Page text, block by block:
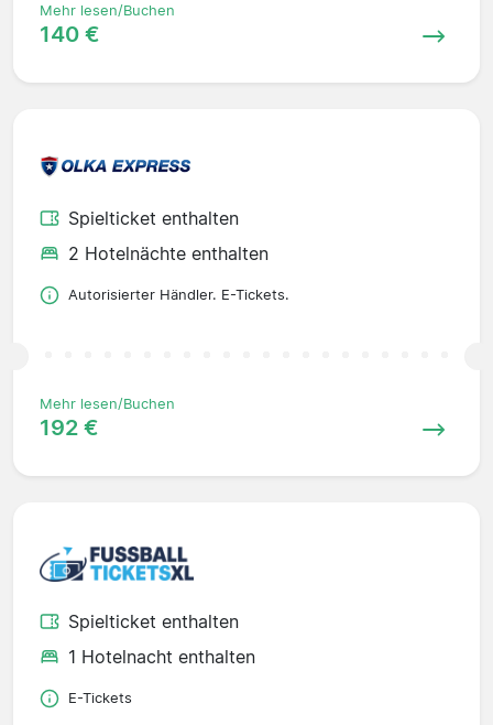
Mehr lesen/Buchen
140 €
Spielticket enthalten
2 Hotelnächte enthalten
Autorisierter Händler. E-Tickets.
Mehr lesen/Buchen
192 €
Spielticket enthalten
1 Hotelnacht enthalten
E-Tickets